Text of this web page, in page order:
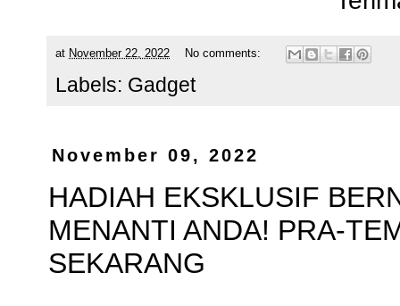
at November 22, 2022 No comments:
Labels: Gadget
November 09, 2022
HADIAH EKSKLUSIF
MENANTI ANDA! PRA-
SEKARANG